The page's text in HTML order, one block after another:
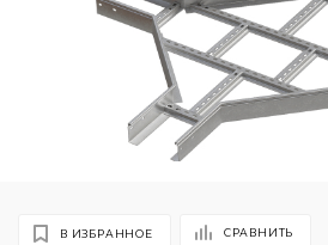
В ИЗБРАННОЕ СРАВНИТЬ